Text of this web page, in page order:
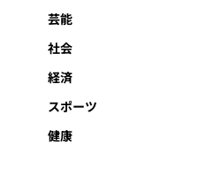
芸能
社会
経済
スポーツ
健康